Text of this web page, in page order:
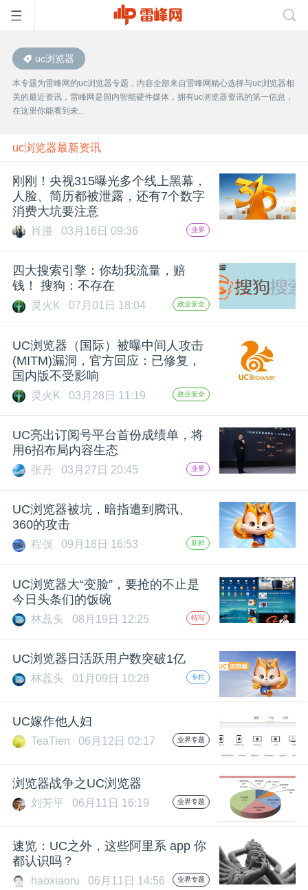
首
页
雷
峰
网
公
开
课
活
动
中
心
专
爱
搞
uc浏览器
本专题为雷峰网的uc浏览器专题，内容全部来自雷峰网精心选择与uc浏览器相
关的最近资讯，雷峰网是国内智能硬件媒体，拥有uc浏览器资讯的第一信息，
在这里你能看到未..
uc浏览器最新资讯
刚刚！央视315曝光多个线上黑幕，
人脸、简历都被泄露，还有7个数字
消费大坑要注意
肖漫 03月16日 09:36 业界
四大搜索引擎：你劫我流量，赔
钱！ 搜狗：不存在
灵火K 07月01日 18:04 政企安全
UC浏览器（国际）被曝中间人攻击
(MITM)漏洞，官方回应：已修复，
国内版不受影响
灵火K 03月28日 11:19 政企安全
UC亮出订阅号平台首份成绩单，将
用6招布局内容生态
张丹 03月27日 20:45 业界
UC浏览器被坑，暗指遭到腾讯、
360的攻击
程弢 09月18日 16:53 新鲜
UC浏览器大“变脸”，要抢的不止是
今日头条们的饭碗
林藠头 08月19日 12:25 特写
UC浏览器日活跃用户数突破1亿
林藠头 01月09日 10:28 专栏
UC嫁作他人妇
TeaTien 06月12日 02:17 业界专题
浏览器战争之UC浏览器
刘芳平 06月11日 16:19 业界专题
速览：UC之外，这些阿里系 app 你
都认识吗？
haoxiaoru 06月11日 14:56 业界专题